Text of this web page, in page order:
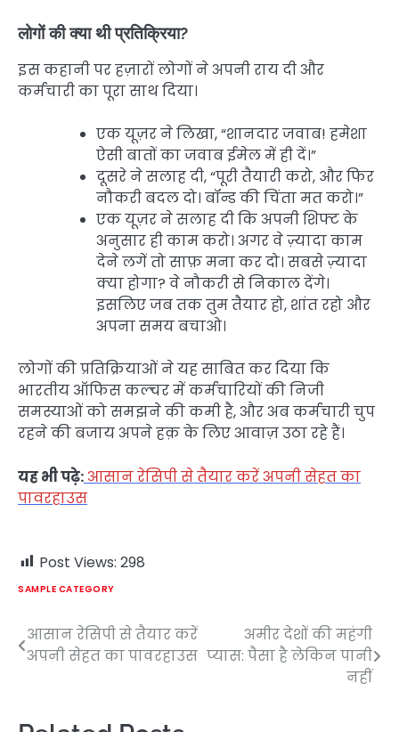
लोगों की क्या थी प्रतिक्रिया?
इस कहानी पर हज़ारों लोगों ने अपनी राय दी और
कर्मचारी का पूरा साथ दिया।
एक यूज़र ने लिखा, “शानदार जवाब! हमेशा
ऐसी बातों का जवाब ईमेल में ही दें।”
दूसरे ने सलाह दी, “पूरी तैयारी करो, और फिर
नौकरी बदल दो। बॉन्ड की चिंता मत करो।”
एक यूज़र ने सलाह दी कि अपनी शिफ्ट के
अनुसार ही काम करो। अगर वे ज़्यादा काम
देने लगें तो साफ़ मना कर दो। सबसे ज़्यादा
क्या होगा? वे नौकरी से निकाल देंगे।
इसलिए जब तक तुम तैयार हो, शांत रहो और
अपना समय बचाओ।
लोगों की प्रतिक्रियाओं ने यह साबित कर दिया कि
भारतीय ऑफिस कल्चर में कर्मचारियों की निजी
समस्याओं को समझने की कमी है, और अब कर्मचारी चुप
रहने की बजाय अपने हक़ के लिए आवाज़ उठा रहे हैं।
यह भी पढ़े:आसान रेसिपी से तैयार करें अपनी सेहत का
पावरहाउस
Post Views: 298
SAMPLE CATEGORY
Post
navigation
आसान रेसिपी से तैयार करें
अपनी सेहत का पावरहाउस
अमीर देशों की महंगी
प्यास: पैसा है लेकिन पानी
नहीं